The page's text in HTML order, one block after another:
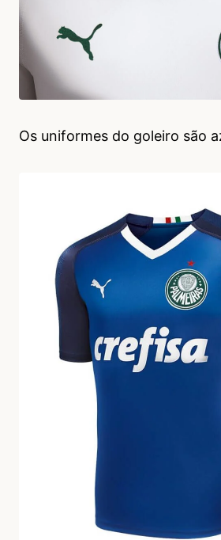
Os uniformes do goleiro são